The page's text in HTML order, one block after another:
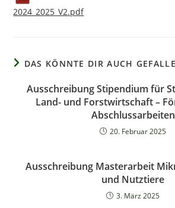
2024_2025_V2.pdf
DAS KÖNNTE DIR AUCH
Ausschreibung Stipendium für
Land- und Forstwirtschaft –
Abschlussarbeiten
20. Februar 2025
Ausschreibung Masterarbeit
und Nutztiere
3. März 2025